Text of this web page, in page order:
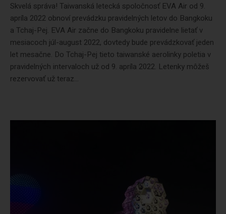
Skvelá správa! Taiwanská letecká spoločnosť EVA Air od 9.
apríla 2022 obnoví prevádzku pravidelných letov do Bangkoku
a Tchaj-Pej. EVA Air začne do Bangkoku pravidelne lietať v
mesiacoch júl-august 2022, dovtedy bude prevádzkovať jeden
let mesačne. Do Tchaj-Pej tieto taiwanské aerolinky poletia v
pravidelných intervaloch už od 9. apríla 2022. Letenky môžeš
rezervovať už teraz...